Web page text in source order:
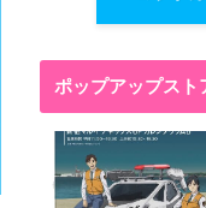
ポップアップスト